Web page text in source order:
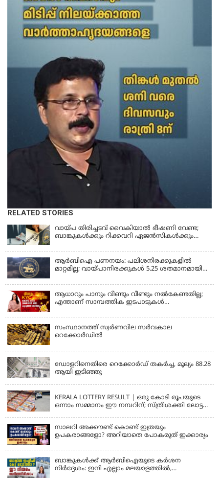
RELATED STORIES
വായ്പ തിരിച്ചടവ് വൈകിയാൽ ഭീഷണി വേണ്ട;
ബാങ്കുകൾക്കും റിക്കവറി ഏജൻസികൾക്കും
ഇഎംഐ മുടങ്ങിയാല്‍ സ്മാര്‍ട്ട് ഫോണ്‍ ലോക്ക്
ആകുമോ? ആര്‍ബിഐയുടെ പുതിയ
നിര്‍ദേശങ്ങള്‍
ആർബിഐ പണനയം: പലിശനിരക്കുകളിൽ
മാറ്റമില്ല; വായ്പാനിരക്കുകൾ 5.25 ശതമാനമായി
ആധാറും പാനും വീണ്ടും വീണ്ടും നൽകേണ്ടതില്ല;
എന്താണ് സാമ്പത്തിക ഇടപാടുകൾ
സംസ്ഥാനത്ത് സ്വര്‍ണവില സര്‍വകാല
റെക്കോര്‍ഡില്‍
ഡോളറിനെതിരെ റെക്കോർഡ് തകർച്ച, മൂല്യം 88.28
ആയി ഇടിഞ്ഞു
KERALA LOTTERY RESULT | ഒരു കോടി രൂപയുടെ
ഒന്നാം സമ്മാനം ഈ നമ്പറിന്; സ്ത്രീശക്തി ലോട്ടറി
സാലറി അക്കൗണ്ട് കൊണ്ട് ഇത്രയും
ഉപകരാങ്ങളോ? അറിയാതെ പോകരുത് ഇക്കാര്യം
ബാങ്കുകൾക്ക് ആർബിഐയുടെ കർശന
നിർദ്ദേശം: ഇനി എല്ലാം മലയാളത്തിൽ,